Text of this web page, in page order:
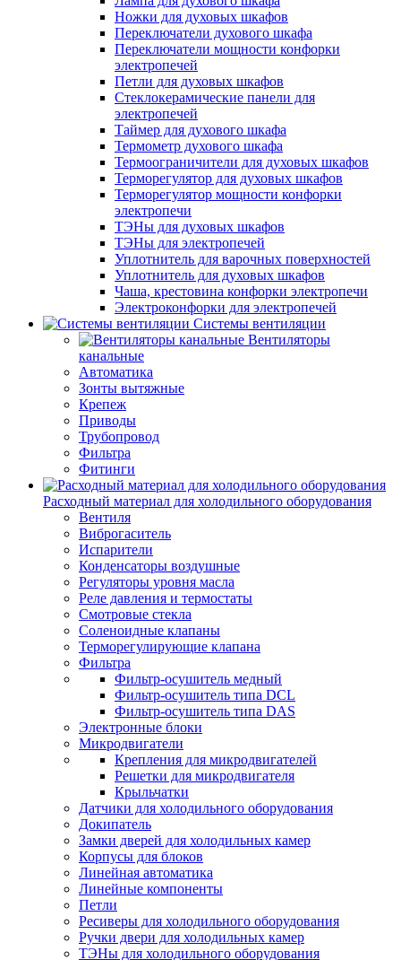
Ножки для духовых шкафов
Переключатели духового шкафа
Переключатели мощности конфорки
электропечей
Петли для духовых шкафов
Стеклокерамические панели для
электропечей
Таймер для духового шкафа
Термометр духового шкафа
Термоограничители для духовых шкафов
Терморегулятор для духовых шкафов
Терморегулятор мощности конфорки
электропечи
ТЭНы для духовых шкафов
ТЭНы для электропечей
Уплотнитель для варочных поверхностей
Уплотнитель для духовых шкафов
Чаша, крестовина конфорки электропечи
Электроконфорки для электропечей
Системы вентиляции
Вентиляторы
канальные
Автоматика
Зонты вытяжные
Крепеж
Приводы
Трубопровод
Фильтра
Фитинги
Расходный материал для холодильного оборудования
Вентиля
Виброгаситель
Испарители
Конденсаторы воздушные
Регуляторы уровня масла
Реле давления и термостаты
Смотровые стекла
Соленоидные клапаны
Терморегулирующие клапана
Фильтра
Фильтр-осушитель медный
Фильтр-осушитель типа DCL
Фильтр-осушитель типа DAS
Электронные блоки
Микродвигатели
Крепления для микродвигателей
Решетки для микродвигателя
Крыльчатки
Датчики для холодильного оборудования
Докипатель
Замки дверей для холодильных камер
Корпусы для блоков
Линейная автоматика
Линейные компоненты
Петли
Ресиверы для холодильного оборудования
Ручки двери для холодильных камер
ТЭНы для холодильного оборудования